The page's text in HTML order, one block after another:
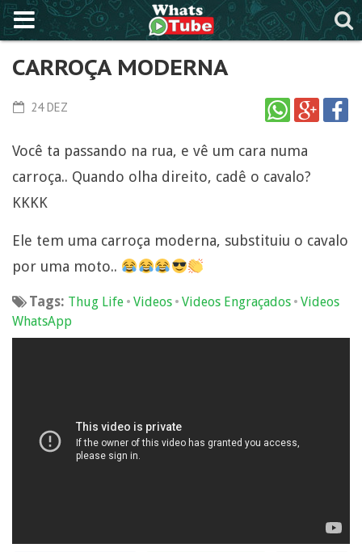
CARROÇA MODERNA
24 DEZ
Você ta passando na rua, e vê um cara numa
carroça.. Quando olha direito, cadê o cavalo?
KKKK
Ele tem uma carroça moderna, substituiu o cavalo
por uma moto..
Tags: Thug Life • Videos • Videos Engraçados • Videos
WhatsApp